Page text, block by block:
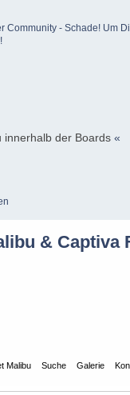
Community - Schade! Um
innerhalb der Boards «
Malibu Suche Galerie